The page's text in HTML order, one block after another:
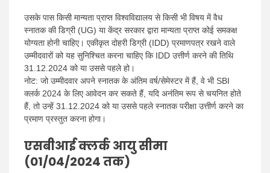
उसके पास किसी मान्यता प्राप्त विश्वविद्यालय से किसी भी विषय में वैध
स्नातक की डिग्री (UG) या केंद्र सरकार द्वारा मान्यता प्राप्त कोई समकक्ष
योग्यता होनी चाहिए। एकीकृत दोहरी डिग्री (IDD) प्रमाणपत्र रखने वाले
उम्मीदवारों को यह सुनिश्चित करना चाहिए कि IDD उत्तीर्ण करने की तिथि
31.12.2024 को या उससे पहले हो।
नोट: जो उम्मीदवार अपने स्नातक के अंतिम वर्ष/सेमेस्टर में हैं, वे भी SBI
क्लर्क 2024 के लिए आवेदन कर सकते हैं, यदि अनंतिम रूप से चयनित होते
हैं, तो उन्हें 31.12.2024 को या उससे पहले स्नातक परीक्षा उत्तीर्ण करने का
प्रमाण प्रस्तुत करना होगा।
एसबीआई क्लर्क आयु सीमा
(01/04/2024 तक)